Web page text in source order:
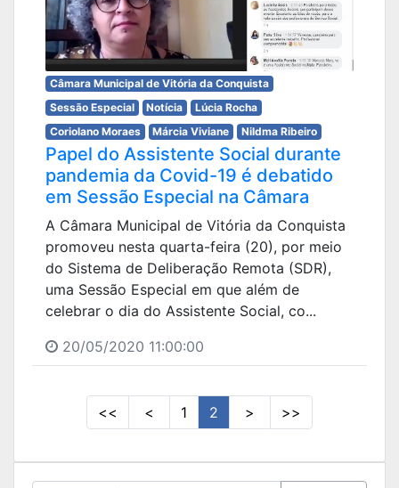
Câmara Municipal de Vitória da Conquista
Sessão Especial
Notícia
Lúcia Rocha
Coriolano Moraes
Márcia Viviane Nildma Ribeiro
Papel do Assistente Social durante
pandemia da Covid-19 é debatido
em Sessão Especial na Câmara
A Câmara Municipal de Vitória da Conquista
promoveu nesta quarta-feira (20), por meio
do Sistema de Deliberação Remota (SDR),
uma Sessão Especial em que além de
celebrar o dia do Assistente Social, co...
20/05/2020 11:00:00
<< < 1 2 > >>